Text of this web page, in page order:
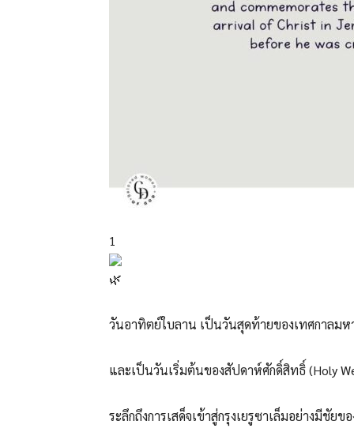
1
วันอาทิตย์ใบลาน เป็นวันสุดท้ายของเทศกาลม
และเป็นวันเริ่มต้นของสัปดาห์ศักดิ์สิทธิ์ (Holy
ระลึกถึงการเสด็จเข้าสู่กรุงเยรูซาเล็มอย่างมีชัยข